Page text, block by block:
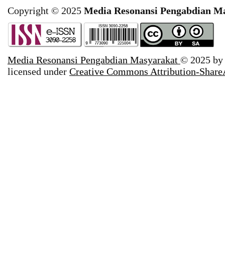
Copyright © 2025 Media Resonansi Pengabdian
Media Resonansi Pengabdian Masyarakat © 2025 by
licensed under Creative Commons Attribution-